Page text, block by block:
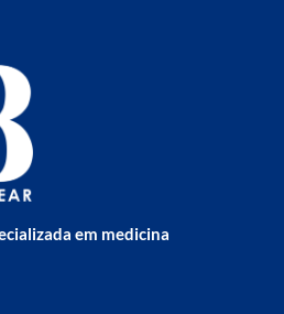
em medicina